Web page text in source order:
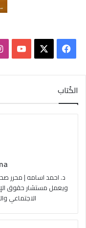
فيسبوك
الكُتاب
د. احمد اسامه | محرر
ويعمل مستشار حقوق
الاجتماعي